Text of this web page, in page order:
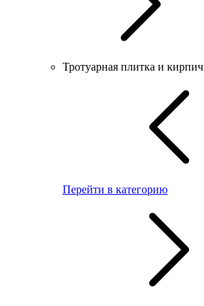
Тротуарная плитка и кирпич
Перейти в категорию